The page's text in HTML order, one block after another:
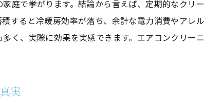
リーニングしないと起こるカビや空気環境の悪化
アコンクリーニングをしない家庭の後悔例
年掃除していないエアコンの問題点
庭で挙がります。結論から言えば、定期的なクリ
すると冷暖房効率が落ち、余計な電力消費やアレ
く、実際に効果を実感できます。エアコンクリー
実